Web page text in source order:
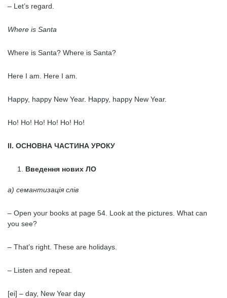
– Let’s regard.
Where is Santa
Where is Santa? Where is Santa?
Here I am. Here I am.
Happy, happy New Year. Happy, happy New Year.
Ho! Ho! Ho! Ho! Ho! Ho!
ІІ. ОСНОВНА ЧАСТИНА УРОКУ
Введення нових ЛО
а) семантизація слів
– Open your books at page 54. Look at the pictures. What can
you see?
– That’s right. These are holidays.
– Listen and repeat.
[ei] – day, New Year day